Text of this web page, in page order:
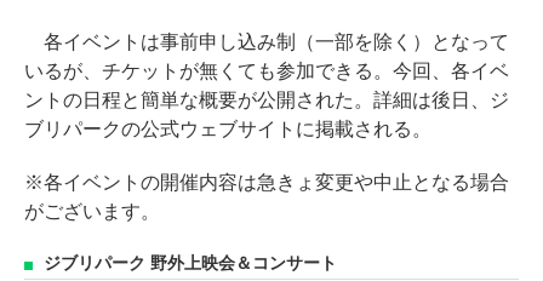
各イベントは事前申し込み制（一部を除く）となって
いるが、チケットが無くても参加できる。今回、各イベ
ントの日程と簡単な概要が公開された。詳細は後日、ジ
ブリパークの公式ウェブサイトに掲載される。
※各イベントの開催内容は急きょ変更や中止となる場合
がございます。
ジブリパーク 野外上映会＆コンサート